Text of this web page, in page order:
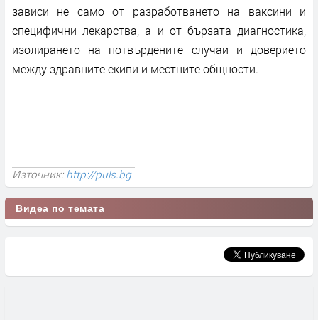
зависи не само от разработването на ваксини и
специфични лекарства, а и от бързата диагностика,
изолирането на потвърдените случаи и доверието
между здравните екипи и местните общности.
Източник:http://puls.bg
Видеа по темата